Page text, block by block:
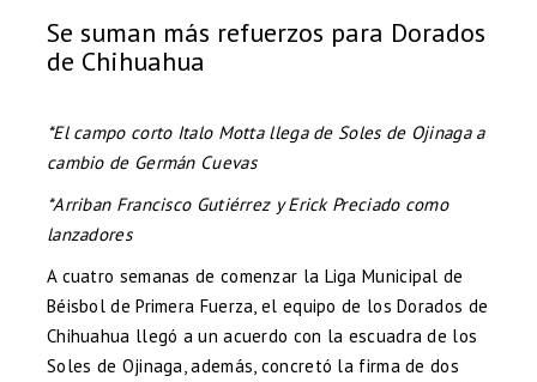
Se suman más refuerzos para Dorados
de Chihuahua
*El campo corto Italo Motta llega de Soles de Ojinaga a
cambio de Germán Cuevas
*Arriban Francisco Gutiérrez y Erick Preciado como
lanzadores
A cuatro semanas de comenzar la Liga Municipal de
Béisbol de Primera Fuerza, el equipo de los Dorados de
Chihuahua llegó a un acuerdo con la escuadra de los
Soles de Ojinaga, además, concretó la firma de dos